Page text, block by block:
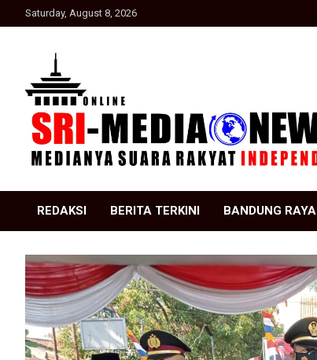
to
Saturday, August 8, 2026
SRI Media news
REDAKSI BERITA TERKINI BANDUNG RAYA